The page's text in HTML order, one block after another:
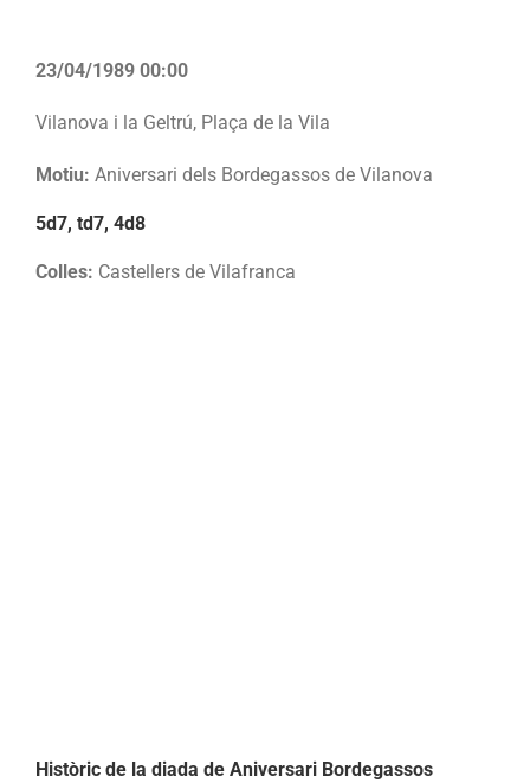
23/04/1989 00:00
Vilanova i la Geltrú, Plaça de la Vila
Motiu: Aniversari dels Bordegassos de Vilanova
5d7, td7, 4d8
Colles: Castellers de Vilafranca
Històric de la diada de Aniversari Bordegassos